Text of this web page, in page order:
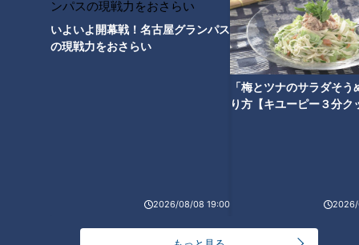
いよいよ開幕戦！名古屋グランパス
の現戦力をおさらい
2026/08/08 19:00
「梅とツナのサラダそう
り方【キユーピー３分ク
2026/
の果物のベストな保存方法は？
ランキング